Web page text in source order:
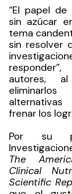
“El papel
sin azúcar
tema
sin resolver
autores,
frenar los
Por su
The
Clinical
Scientific